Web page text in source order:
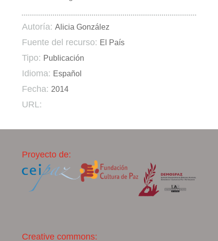
Autoría: Alicia González
Fuente del recurso: El País
Tipo: Publicación
Idioma: Español
Fecha: 2014
URL:
Proyecto de:
Creative commons: